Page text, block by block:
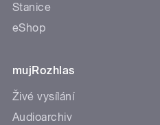
Stanice
eShop
mujRozhlas
Živé vysílání
Audioarchiv